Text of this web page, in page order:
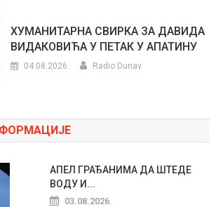
ХУМАНИТАРНА СВИРКА ЗА ДАВИДА
ВИДАКОВИЋА У ПЕТАК У АПАТИНУ
04.08.2026. Radio Dunav
АПЕЛ ГРАЂАНИМА ДА ШТЕДЕ
ВОДУ И...
03.08.2026.